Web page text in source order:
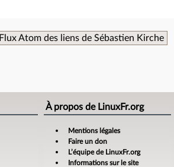
Flux Atom des liens de Sébastien Kirche
À propos de LinuxFr.org
Mentions légales
Faire un don
L’équipe de LinuxFr.org
Informations sur le site